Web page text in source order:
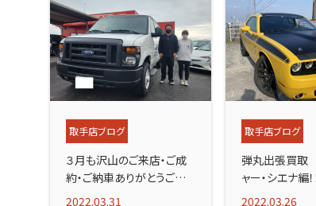
取手店ブログ
３月も沢山のご来店・ご成
約・ご納車ありがとうござい
ました！
2022.03.31
取手店ブログ
弾丸出張買取
ャー・シエナ編！
2022.03.26